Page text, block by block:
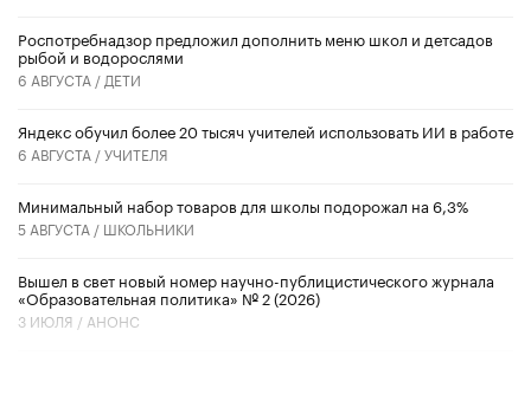
Роспотребнадзор предложил дополнить меню школ и детсадов
рыбой и водорослями
6 АВГУСТА / ДЕТИ
​Яндекс обучил более 20 тысяч учителей использовать ИИ в работе
6 АВГУСТА /УЧИТЕЛЯ
Минимальный набор товаров для школы подорожал на 6,3%
5 АВГУСТА / ШКОЛЬНИКИ
Вышел в свет новый номер научно-публицистического журнала
«Образовательная политика» № 2 (2026)
3 ИЮЛЯ / АНОНС